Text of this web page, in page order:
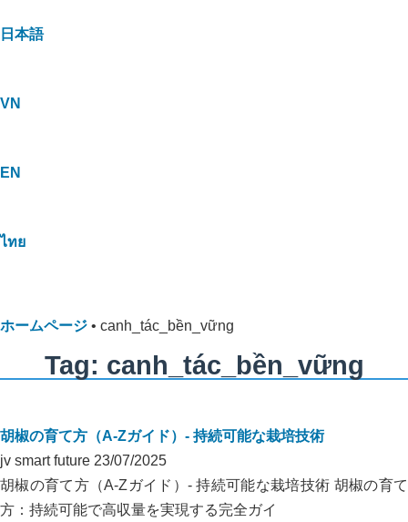
日本語
VN
EN
ไทย
ホームページ • canh_tác_bền_vững
Tag: canh_tác_bền_vững
胡椒の育て方（A-Zガイド）- 持続可能な栽培技術
jv smart future 23/07/2025
胡椒の育て方（A-Zガイド）- 持続可能な栽培技術 胡椒の育て
方：持続可能で高収量を実現する完全ガイ